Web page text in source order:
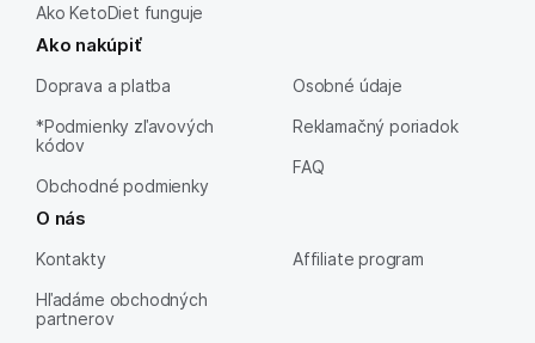
Ako KetoDiet funguje
Ako nakúpiť
Doprava a platba
*Podmienky zľavových
kódov
Obchodné podmienky
Osobné údaje
Reklamačný poriadok
FAQ
O nás
Kontakty
Hľadáme obchodných
partnerov
Affiliate program